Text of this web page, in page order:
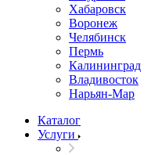
Хабаровск
Воронеж
Челябинск
Пермь
Калининград
Владивосток
Нарьян-Мар
Каталог
Услуги